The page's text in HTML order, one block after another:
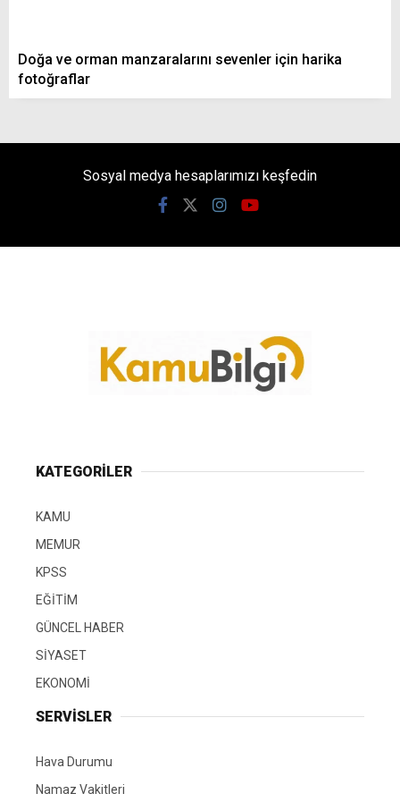
Doğa ve orman manzaralarını sevenler için harika
fotoğraflar
Sosyal medya hesaplarımızı keşfedin
KATEGORİLER
KAMU
MEMUR
KPSS
EĞİTİM
GÜNCEL HABER
SİYASET
EKONOMİ
SERVİSLER
Hava Durumu
Namaz Vakitleri